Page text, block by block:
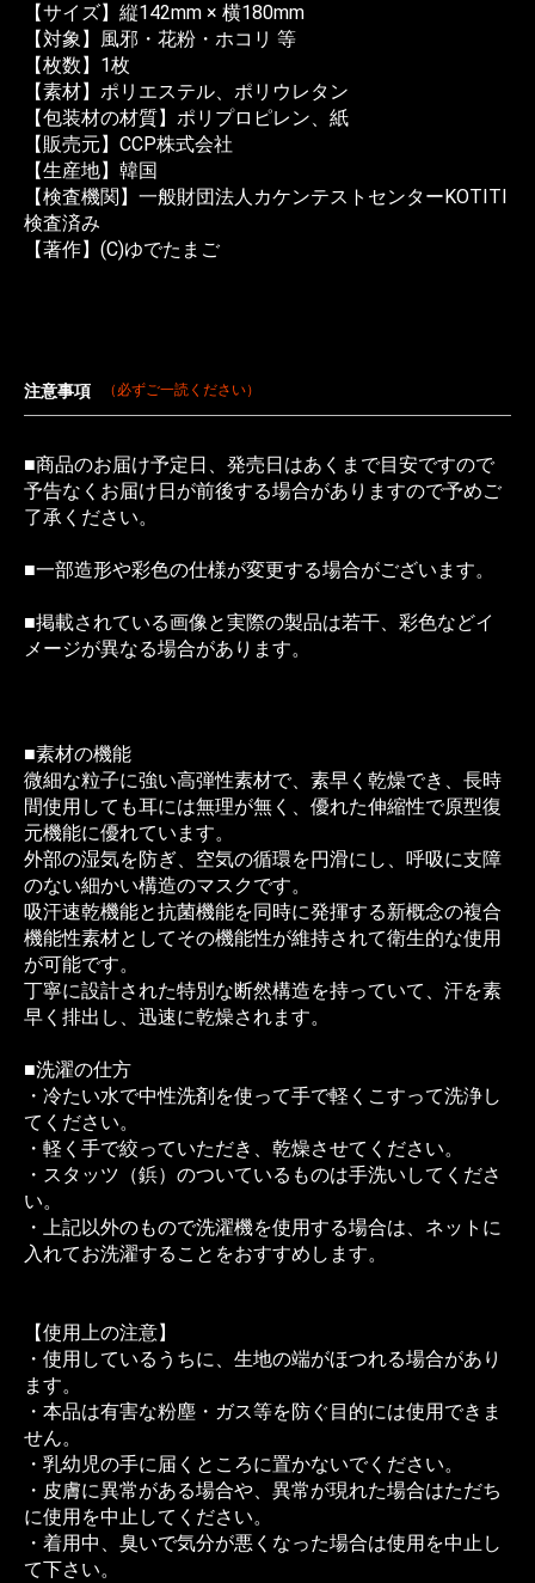
【サイズ】縦142mm × 横180mm
【対象】風邪・花粉・ホコリ 等
【枚数】1枚
【素材】ポリエステル、ポリウレタン
【包装材の材質】ポリプロピレン、紙
【販売元】CCP株式会社
【生産地】韓国
【検査機関】一般財団法人カケンテストセンターKOTITI
検査済み
【著作】(C)ゆでたまご
注意事項 （必ずご一読ください）
■商品のお届け予定日、発売日はあくまで目安ですので
予告なくお届け日が前後する場合がありますので予めご
了承ください。
■一部造形や彩色の仕様が変更する場合がございます。
■掲載されている画像と実際の製品は若干、彩色などイ
メージが異なる場合があります。
■素材の機能
微細な粒子に強い高弾性素材で、素早く乾燥でき、長時
間使用しても耳には無理が無く、優れた伸縮性で原型復
元機能に優れています。
外部の湿気を防ぎ、空気の循環を円滑にし、呼吸に支障
のない細かい構造のマスクです。
吸汗速乾機能と抗菌機能を同時に発揮する新概念の複合
機能性素材としてその機能性が維持されて衛生的な使用
が可能です。
丁寧に設計された特別な断然構造を持っていて、汗を素
早く排出し、迅速に乾燥されます。
■洗濯の仕方
・冷たい水で中性洗剤を使って手で軽くこすって洗浄し
てください。
・軽く手で絞っていただき、乾燥させてください。
・スタッツ（鋲）のついているものは手洗いしてくださ
い。
・上記以外のもので洗濯機を使用する場合は、ネットに
入れてお洗濯することをおすすめします。
【使用上の注意】
・使用しているうちに、生地の端がほつれる場合があり
ます。
・本品は有害な粉塵・ガス等を防ぐ目的には使用できま
せん。
・乳幼児の手に届くところに置かないでください。
・皮膚に異常がある場合や、異常が現れた場合はただち
に使用を中止してください。
・着用中、臭いで気分が悪くなった場合は使用を中止し
て下さい。